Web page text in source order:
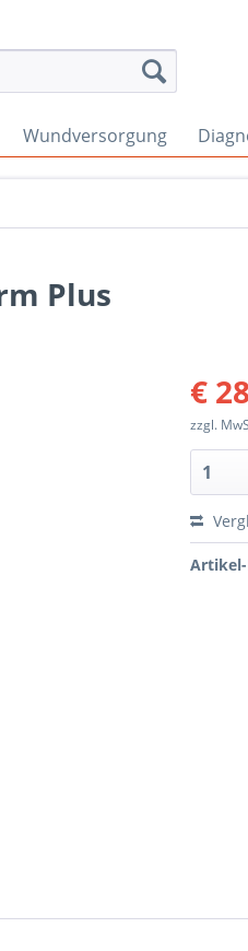
Wundversorgung
Plus
€
zzgl.